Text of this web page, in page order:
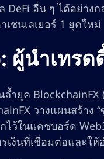
อื่น ๆ ได้อย่างก
ชนเลเยอร์ 1 ยุคใหม่
ผู้นำเทร
ำยุค
วางแผนสร้าง
ว้ในแดชบอร์ด
เงินที่เชื่อมต่อและใ